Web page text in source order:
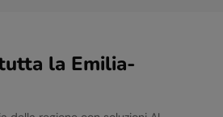
la Emilia-